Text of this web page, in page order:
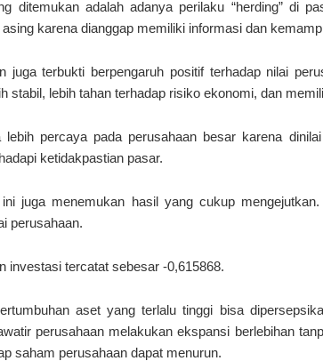
ditemukan adalah adanya perilaku “herding” di
karena dianggap memiliki informasi dan
juga terbukti berpengaruh positif terhadap nilai
stabil, lebih tahan terhadap risiko ekonomi, dan
lebih percaya pada perusahaan besar karena
ketidakpastian pasar.
juga menemukan hasil yang cukup
perusahaan.
investasi tercatat sebesar -0,615868.
aset yang terlalu tinggi bisa
perusahaan melakukan ekspansi berlebihan
saham perusahaan dapat menurun.